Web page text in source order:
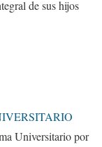
de sus hijos
Universitario por